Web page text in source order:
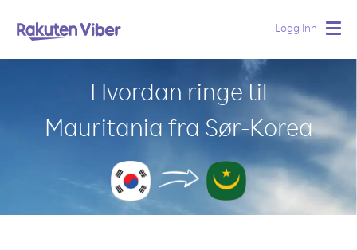
Logg Inn
Hvordan ringe til
Mauritania fra Sør-Korea